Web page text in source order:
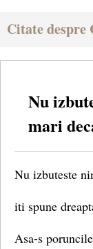
Citate despre
Nu
mari
Nu izbuteste
iti spune
Asa-s